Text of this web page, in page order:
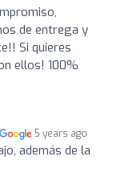
de entrega y
Si quieres
ellos! 100%
5 years ago
además de la